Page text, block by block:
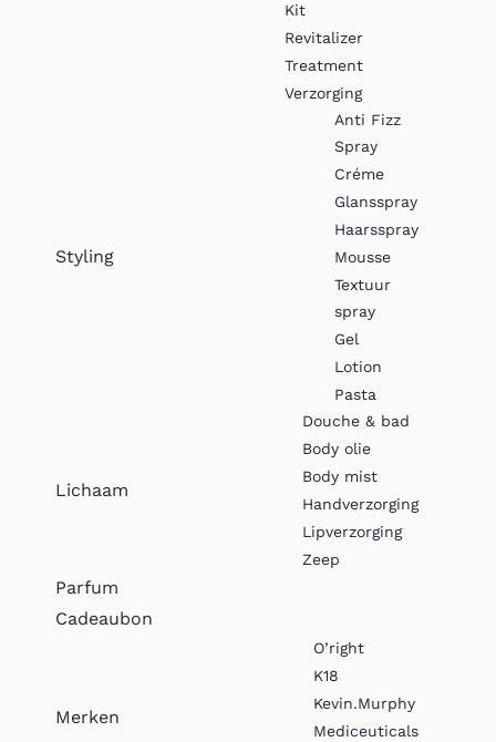
Kit
Revitalizer
Treatment
Verzorging
Styling
Anti Fizz
Spray
Créme
Glansspray
Haarsspray
Mousse
Textuur
spray
Gel
Lotion
Pasta
Lichaam
Douche & bad
Body olie
Body mist
Handverzorging
Lipverzorging
Zeep
Parfum
Cadeaubon
Merken
O’right
K18
Kevin.Murphy
Mediceuticals